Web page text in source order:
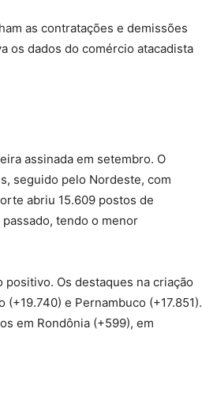
as contratações e demissões
os dados do comércio atacadista
assinada em setembro. O
seguido pelo Nordeste, com
abriu 15.609 postos de
tendo o menor
Os destaques na criação
e Pernambuco (+17.851).
em Rondônia (+599), em